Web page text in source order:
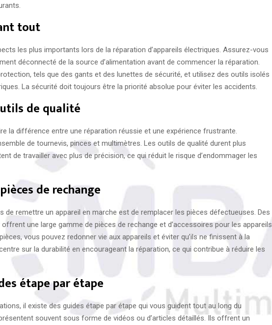
tout
les plus importants lors de la réparation d’appareils électriques. Assurez-vous
déconnecté de la source d’alimentation avant de commencer la réparation.
tels que des gants et des lunettes de sécurité, et utilisez des outils isolés
La sécurité doit toujours être la priorité absolue pour éviter les accidents.
de qualité
la différence entre une réparation réussie et une expérience frustrante.
de tournevis, pinces et multimètres. Les outils de qualité durent plus
de travailler avec plus de précision, ce qui réduit le risque d’endommager les
de rechange
de remettre un appareil en marche est de remplacer les pièces défectueuses. Des
offrent une large gamme de pièces de rechange et d’accessoires pour les appareils
vous pouvez redonner vie aux appareils et éviter qu’ils ne finissent à la
sur la durabilité en encourageant la réparation, ce qui contribue à réduire les
étape par étape
il existe des guides étape par étape qui vous guident tout au long du
souvent sous forme de vidéos ou d’articles détaillés. Ils offrent un